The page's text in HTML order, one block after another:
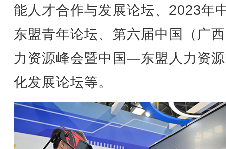
能人才合作与发展论坛、2023年
东盟青年论坛、第六届中国（广
力资源峰会暨中国—东盟人力资
化发展论坛等。